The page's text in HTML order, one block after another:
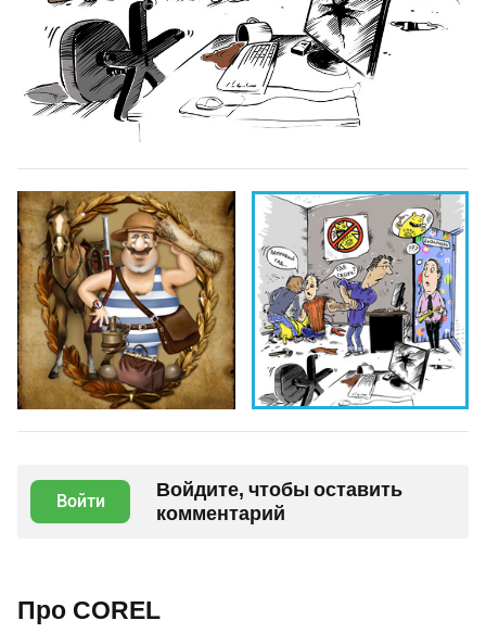
Войти
Войдите, чтобы оставить
комментарий
Про COREL